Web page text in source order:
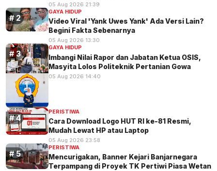
05 Aug 2026 21:39
GAYA HIDUP
Video Viral 'Yank Uwes Yank' Ada Versi Lain?
Begini Fakta Sebenarnya
05 Aug 2026 13:30
GAYA HIDUP
Imbangi Nilai Rapor dan Jabatan Ketua OSIS,
Masyita Lolos Politeknik Pertanian Gowa
05 Aug 2026 14:40
PERISTIWA
Cara Download Logo HUT RI ke-81 Resmi,
Mudah Lewat HP atau Laptop
05 Aug 2026 23:58
PERISTIWA
Mencurigakan, Banner Kejari Banjarnegara
Terpampang di Proyek TK Pertiwi Piasa Wetan